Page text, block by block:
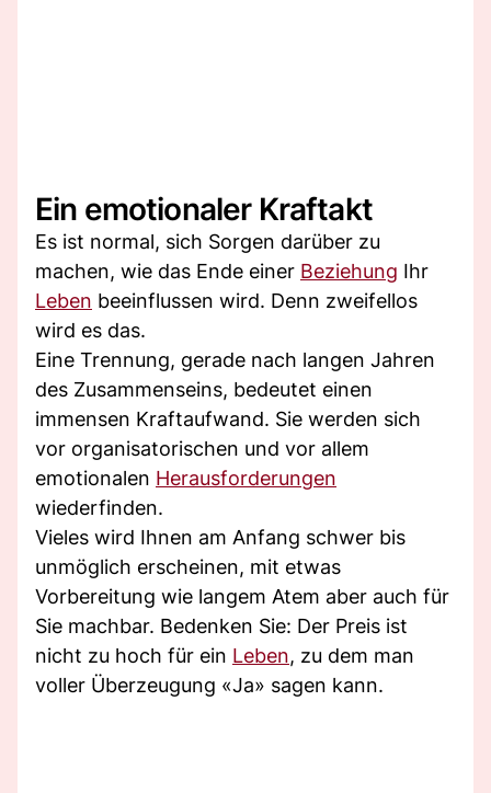
Ein emotionaler Kraftakt
Es ist normal, sich Sorgen darüber zu
machen, wie das Ende einer Beziehung Ihr
Leben beeinflussen wird. Denn zweifellos
wird es das.
Eine Trennung, gerade nach langen Jahren
des Zusammenseins, bedeutet einen
immensen Kraftaufwand. Sie werden sich
vor organisatorischen und vor allem
emotionalen Herausforderungen
wiederfinden.
Vieles wird Ihnen am Anfang schwer bis
unmöglich erscheinen, mit etwas
Vorbereitung wie langem Atem aber auch für
Sie machbar. Bedenken Sie: Der Preis ist
nicht zu hoch für ein Leben, zu dem man
voller Überzeugung «Ja» sagen kann.